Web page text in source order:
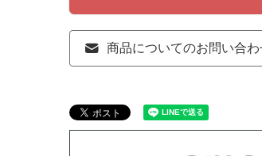
商品についてのお問い合わ